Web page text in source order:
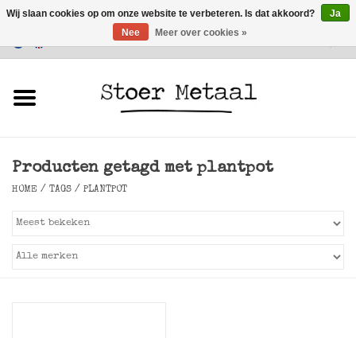
Klantenservice
Verlichting
SALE
Producten getagd met plantpot
HOME / TAGS / PLANTPOT
Wij slaan cookies op om onze website te verbeteren. Is dat akkoord?
Ja
Nee
Meer over cookies »